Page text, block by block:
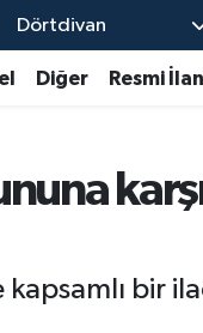
Dörtdivan
Diğer Resmi
bir